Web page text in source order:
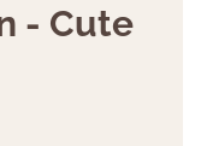
- Cute